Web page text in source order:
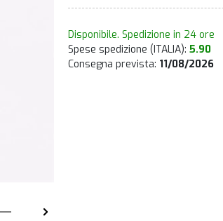
Disponibile. Spedizione in 24 ore
Spese spedizione (ITALIA): 5.90
Consegna prevista: 11/08/2026